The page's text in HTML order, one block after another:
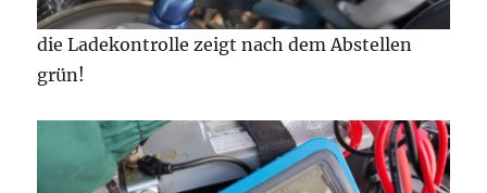
die Ladekontrolle zeigt nach dem Abstellen
grün!